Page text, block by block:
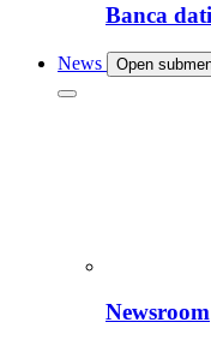
Banca
News Open
Newsroom